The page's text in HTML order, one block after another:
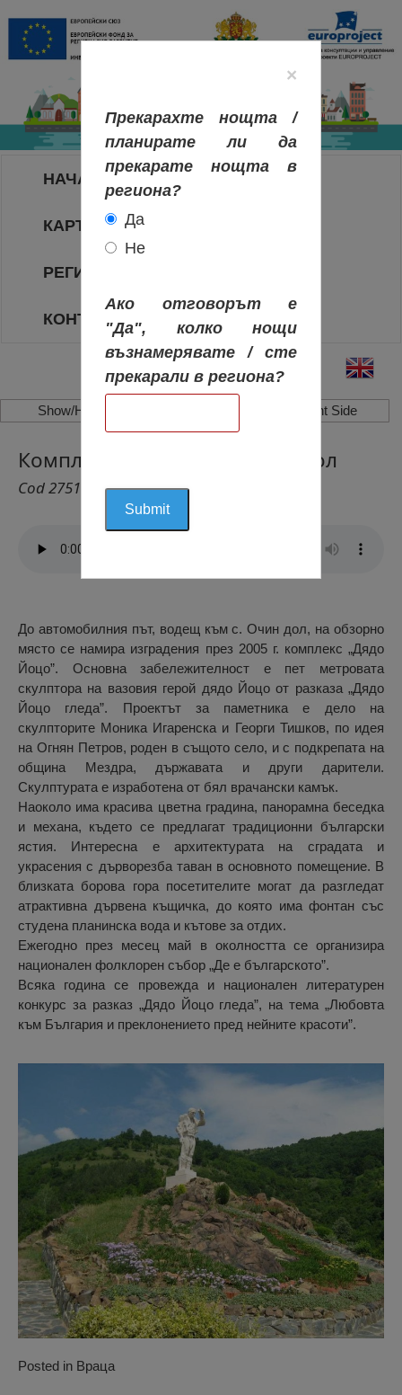
НАЧАЛО
КАРТА НА РЕГИОНИТЕ
РЕГИОНИ
КОНТАКТИ
Show/Hide Left Side Show/Hide Right Side
Комплекс Дядо Йоцо, Очин Дол
Cod 2751
До автомобилния път, водещ към с. Очин дол, на обзорно
място се намира изградения през 2005 г. комплекс „Дядо
Йоцо”. Основна забележителност е пет метровата
скулптора на вазовия герой дядо Йоцо от разказа „Дядо
Йоцо гледа”. Проектът за паметника е дело на
скулпторите Моника Игаренска и Георги Тишков, по идея
на Огнян Петров, роден в същото село, и с подкрепата на
община Мездра, държавата и други дарители.
Скулптурата е изработена от бял врачански камък.
Наоколо има красива цветна градина, панорамна беседка
и механа, където се предлагат традиционни български
ястия. Интересна е архитектурата на сградата и
украсения с дърворезба таван в основното помещение. В
близката борова гора посетителите могат да разгледат
атрактивна дървена къщичка, до която има фонтан със
студена планинска вода и кътове за отдих.
Ежегодно през месец май в околността се организира
национален фолклорен събор „Де е българското”.
Всяка година се провежда и национален литературен
конкурс за разказ „Дядо Йоцо гледа”, на тема „Любовта
към България и преклонението пред нейните красоти”.
×
Прекарахте нощта /
планирате ли да
прекарате нощта в
региона?
Да
Не
Ако отговорът е
"Да", колко нощи
възнамерявате / сте
прекарали в региона?
Posted in Враца